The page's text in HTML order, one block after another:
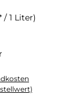
/ 1 Liter)